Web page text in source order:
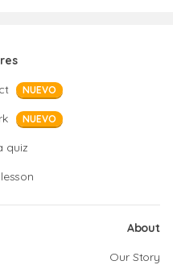
NUEVO
NUEVO
quiz
About
Our Story